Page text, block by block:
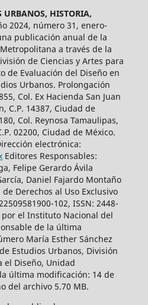
URBANOS, HISTORIA,
2024, número 31, enero-
publicación anual de la
a través de la
de Ciencias y Artes para
de Evaluación del Diseño en
Urbanos. Prolongación
Col. Ex Hacienda San Juan
C.P. 14387, Ciudad de
Col. Reynosa Tamaulipas,
02200, Ciudad de México.
electrónica:
Editores Responsables:
Felipe Gerardo Ávila
Daniel Fajardo Montaño
Derechos al Uso Exclusivo
102, ISSN: 2448-
el Instituto Nacional del
de la última
María Esther Sánchez
Estudios Urbanos, División
el Diseño, Unidad
última modificación: 14 de
del archivo 5.70 MB.